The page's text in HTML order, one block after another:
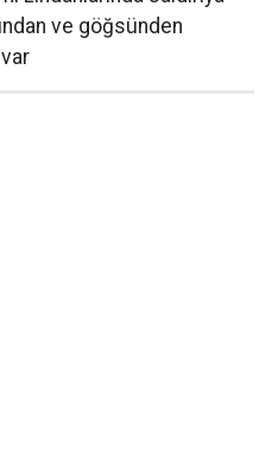
ve göğsünden